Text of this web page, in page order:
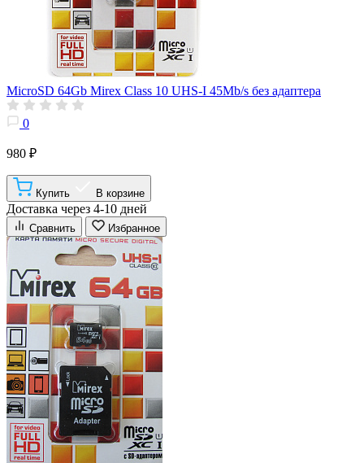
MicroSD 64Gb Mirex Class 10 UHS-I 45Mb/s без адаптера
0
980 ₽
Купить В корзине
Доставка через 4-10 дней
Сравнить Избранное